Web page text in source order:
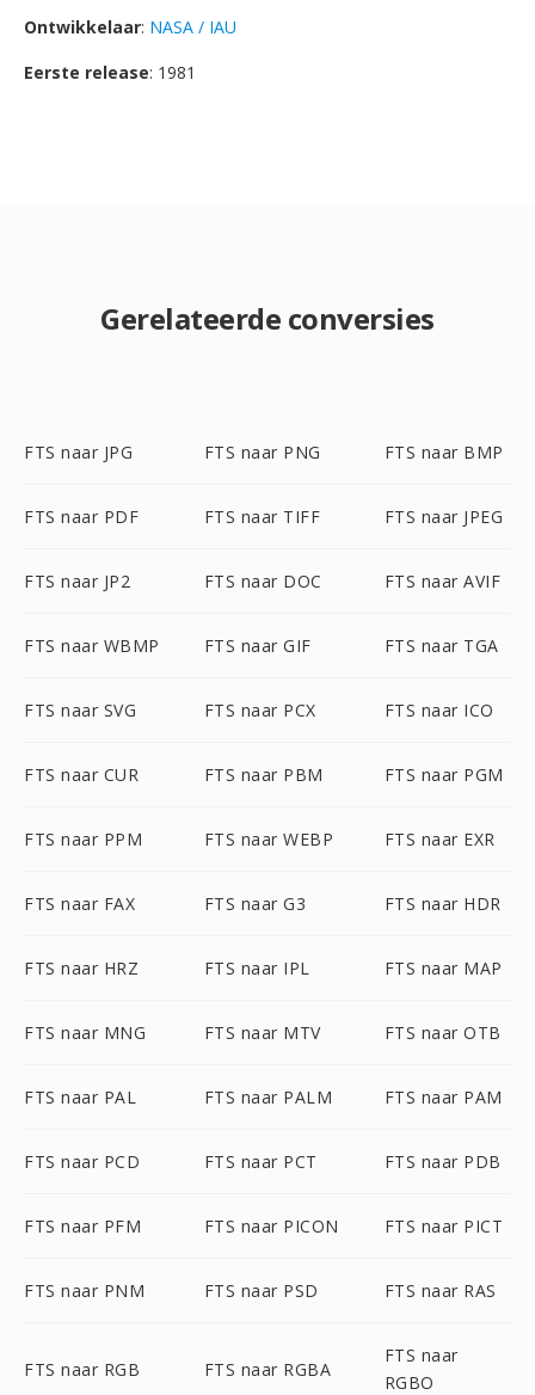
Ontwikkelaar: NASA / IAU
Eerste release: 1981
Gerelateerde conversies
FTS naar JPG FTS naar PNG FTS naar BMP
FTS naar PDF FTS naar TIFF FTS naar JPEG
FTS naar JP2 FTS naar DOC FTS naar AVIF
FTS naar WBMP FTS naar GIF FTS naar TGA
FTS naar SVG FTS naar PCX FTS naar ICO
FTS naar CUR FTS naar PBM FTS naar PGM
FTS naar PPM FTS naar WEBP FTS naar EXR
FTS naar FAX FTS naar G3 FTS naar HDR
FTS naar HRZ FTS naar IPL FTS naar MAP
FTS naar MNG FTS naar MTV FTS naar OTB
FTS naar PAL FTS naar PALM FTS naar PAM
FTS naar PCD FTS naar PCT FTS naar PDB
FTS naar PFM FTS naar PICON FTS naar PICT
FTS naar PNM FTS naar PSD FTS naar RAS
FTS naar RGB FTS naar RGBA
FTS naar
RGBO